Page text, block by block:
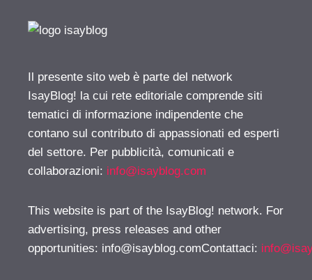
Il presente sito web è parte del network
IsayBlog! la cui rete editoriale comprende siti
tematici di informazione indipendente che
contano sul contributo di appassionati ed esperti
del settore. Per pubblicità, comunicati e
collaborazioni: info@isayblog.com
This website is part of the IsayBlog! network. For
advertising, press releases and other
opportunities: info@isayblog.comContattaci: